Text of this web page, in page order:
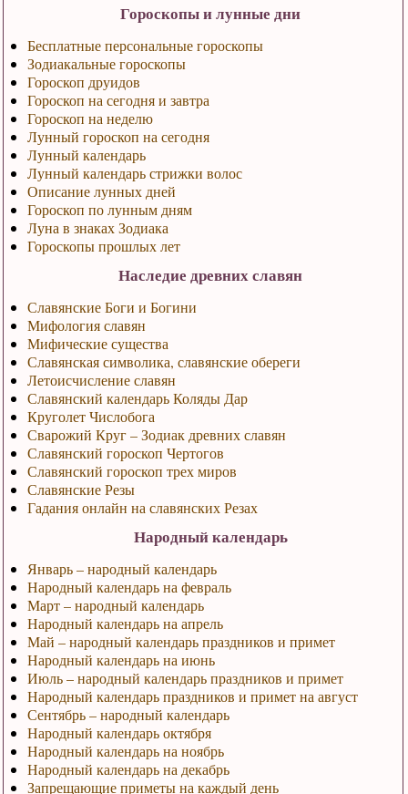
Гороскопы и лунные дни
Бесплатные персональные гороскопы
Зодиакальные гороскопы
Гороскоп друидов
Гороскоп на сегодня и завтра
Гороскоп на неделю
Лунный гороскоп на сегодня
Лунный календарь
Лунный календарь стрижки волос
Описание лунных дней
Гороскоп по лунным дням
Луна в знаках Зодиака
Гороскопы прошлых лет
Наследие древних славян
Славянские Боги и Богини
Мифология славян
Мифические существа
Славянская символика, славянские обереги
Летоисчисление славян
Славянский календарь Коляды Дар
Круголет Числобога
Сварожий Круг – Зодиак древних славян
Славянский гороскоп Чертогов
Славянский гороскоп трех миров
Славянские Резы
Гадания онлайн на славянских Резах
Народный календарь
Январь – народный календарь
Народный календарь на февраль
Март – народный календарь
Народный календарь на апрель
Май – народный календарь праздников и примет
Народный календарь на июнь
Июль – народный календарь праздников и примет
Народный календарь праздников и примет на август
Сентябрь – народный календарь
Народный календарь октября
Народный календарь на ноябрь
Народный календарь на декабрь
Запрещающие приметы на каждый день